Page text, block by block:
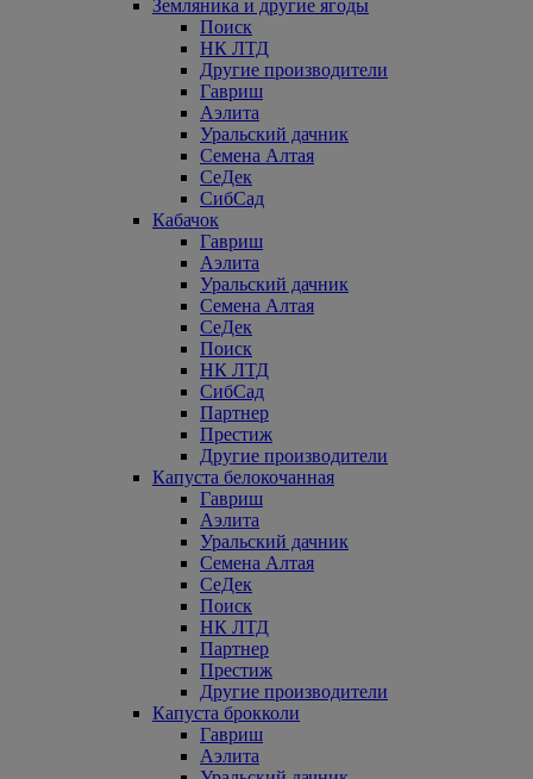
Земляника и другие ягоды
Поиск
НК ЛТД
Другие производители
Гавриш
Аэлита
Уральский дачник
Семена Алтая
СеДек
СибСад
Кабачок
Гавриш
Аэлита
Уральский дачник
Семена Алтая
СеДек
Поиск
НК ЛТД
СибСад
Партнер
Престиж
Другие производители
Капуста белокочанная
Гавриш
Аэлита
Уральский дачник
Семена Алтая
СеДек
Поиск
НК ЛТД
Партнер
Престиж
Другие производители
Капуста брокколи
Гавриш
Аэлита